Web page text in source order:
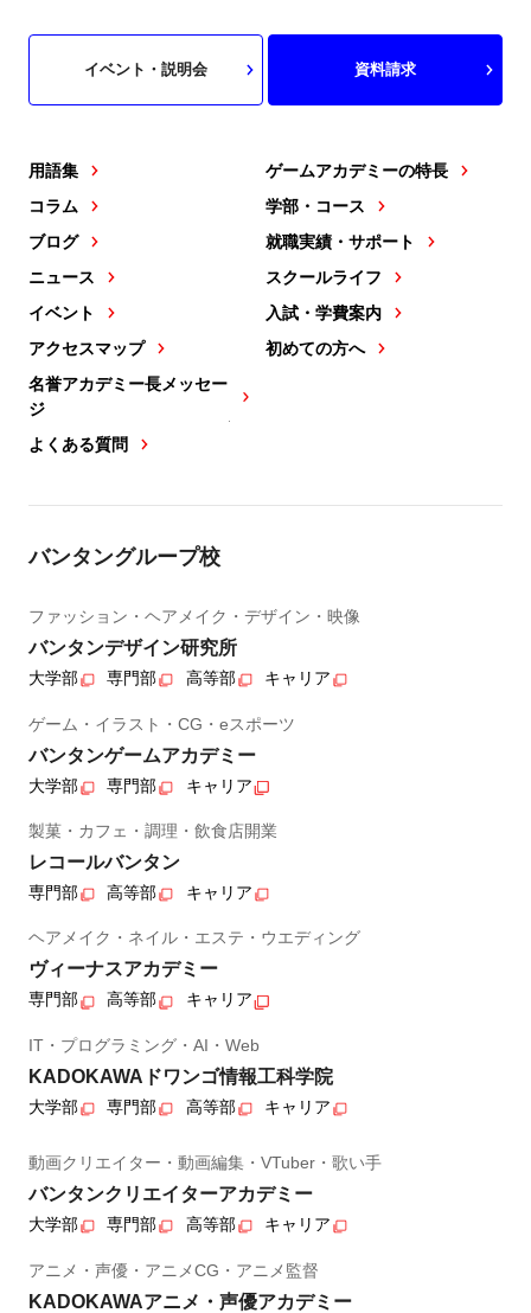
用語集
コラム
ブログ
ニュース
イベント
アクセスマップ
名誉アカデミー長メッセー
ジ
よくある質問
ゲームアカデミーの特長
学部・コース
就職実績・サポート
スクールライフ
入試・学費案内
初めての方へ
イベント・説明会 資料請求
バンタングループ校
ファッション・ヘアメイク・デザイン・映像
バンタンデザイン研究所
大学部 専門部 高等部 キャリア
ゲーム・イラスト・CG・eスポーツ
バンタンゲームアカデミー
大学部 専門部 キャリア
製菓・カフェ・調理・飲食店開業
レコールバンタン
専門部 高等部 キャリア
ヘアメイク・ネイル・エステ・ウエディング
ヴィーナスアカデミー
専門部 高等部 キャリア
IT・プログラミング・AI・Web
KADOKAWAドワンゴ情報工科学院
大学部 専門部 高等部 キャリア
動画クリエイター・動画編集・VTuber・歌い手
バンタンクリエイターアカデミー
大学部 専門部 高等部 キャリア
アニメ・声優・アニメCG・アニメ監督
KADOKAWAアニメ・声優アカデミー